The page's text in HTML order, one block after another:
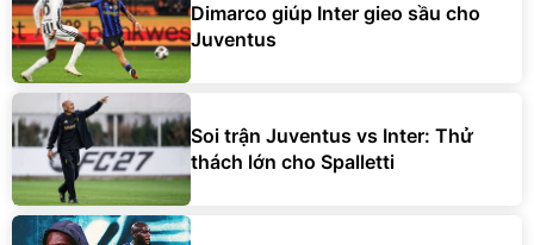
Dimarco giúp Inter gieo sầu cho
Juventus
Soi trận Juventus vs Inter: Thử
thách lớn cho Spalletti